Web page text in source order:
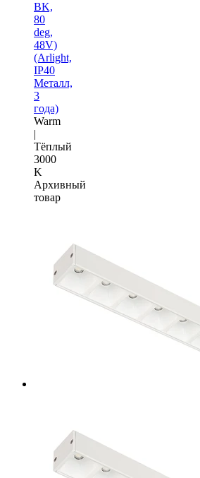
BK,
80
deg,
48V)
(Arlight,
IP40
Металл,
3
года)
Warm
|
Тёплый
3000
K
Архивный
товар